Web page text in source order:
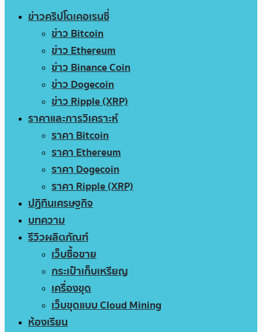
ข่าวคริปโตเคอเรนซี่
ข่าว Bitcoin
ข่าว Ethereum
ข่าว Binance Coin
ข่าว Dogecoin
ข่าว Ripple (XRP)
ราคาและการวิเคราะห์
ราคา Bitcoin
ราคา Ethereum
ราคา Dogecoin
ราคา Ripple (XRP)
ปฏิทินเศรษฐกิจ
บทความ
รีวิวผลิตภัณฑ์
เว็บซื้อขาย
กระเป๋าเก็บเหรียญ
เครื่องขุด
เว็บขุดแบบ Cloud Mining
ห้องเรียน